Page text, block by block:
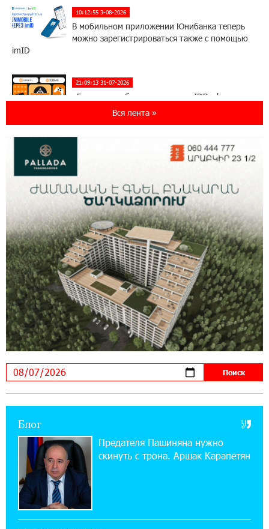
10:12:55 3-08-2026
В мобильном приложении Юнибанка теперь
можно зарегистрироваться также с помощью
imID
21:09:13 31-07-2026
«Бесплатные бонусы в играх»: IDBank
предупреждает о кибератаках на школьников
ЕАЭС со временем будет расширяться. Когда-
будет уже поздно
11:03:52 31-07-2026
Если Израиль использует тему Геноцида
армян против Эрдогана, то что для него
значит сам Геноцид?
17:16:14 30-07-2026
ВТБ (Армения): вклад «Стабильный» — до
10% годовых и оформление в мобильном
приложении
17:03:49 30-07-2026
Платформа Rate.Trading на Seaside Startup
Summit: IDBank представил инновационное
Состоялось открытие Khachaturian Rooftop
при поддержке IDBank
18:38:18 28-07-2026
Пашинян ты упустил свой шанс уйти
спокойно. Аршак Карапетян
Вся лента »
Блог
Предателя Пашиняна нужно
скинуть с трона. Аршак Карапетян